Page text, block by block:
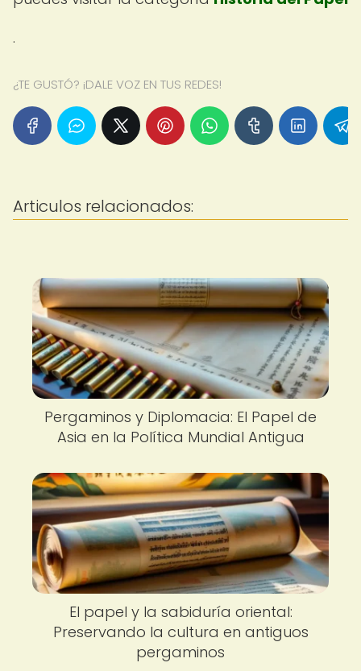
.
¿TE GUSTÓ? ¡DALE VOZ EN TUS REDES!
Articulos relacionados:
Pergaminos y Diplomacia: El Papel de
Asia en la Política Mundial Antigua
El papel y la sabiduría oriental:
Preservando la cultura en antiguos
pergaminos